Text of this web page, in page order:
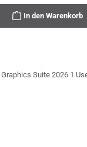
In den Warenkorb